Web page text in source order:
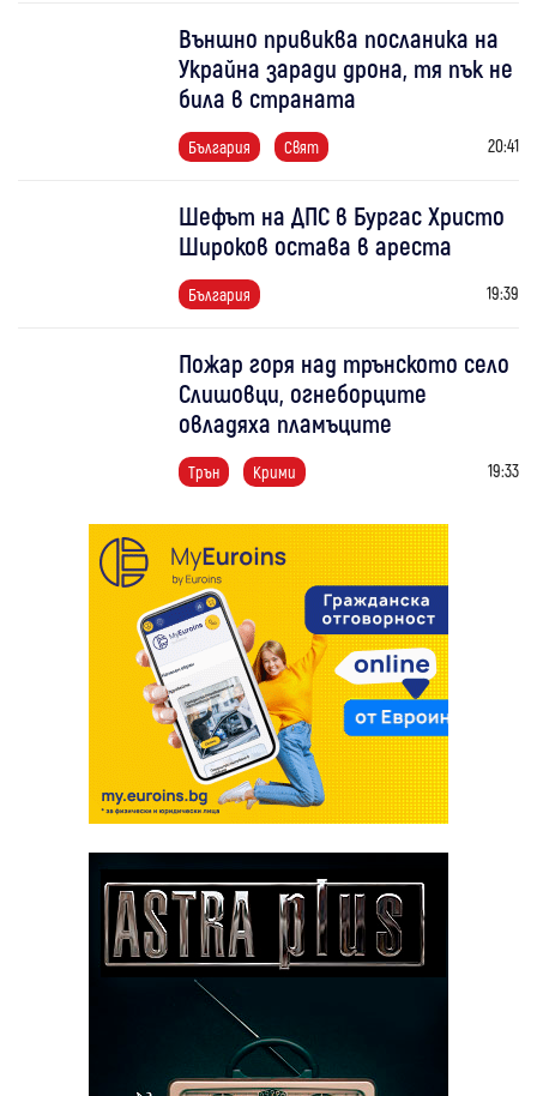
Външно привиква посланика на
Украйна заради дрона, тя пък не
била в страната
България Свят 20:41
Шефът на ДПС в Бургас Христо
Широков остава в ареста
България 19:39
Пожар горя над трънското село
Слишовци, огнеборците
овладяха пламъците
Трън Крими 19:33